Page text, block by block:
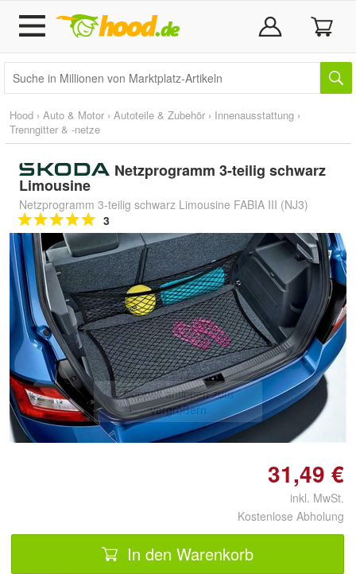
Hood › Auto & Motor › Autoteile & Zubehör › Innenausstattung ›
Trenngitter & -netze
Netzprogramm 3-teilig schwarz
Limousine
Netzprogramm 3-teilig schwarz Limousine FABIA III (NJ3)
3
Doppelt antippen zum
vergrößern
31,49 €
inkl. MwSt.
Kostenlose Abholung
In den Warenkorb